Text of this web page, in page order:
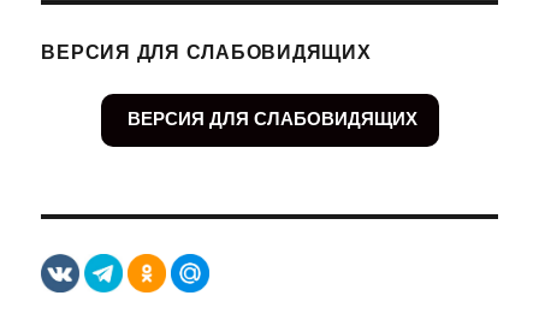
ВЕРСИЯ ДЛЯ СЛАБОВИДЯЩИХ
ВЕРСИЯ ДЛЯ СЛАБОВИДЯЩИХ